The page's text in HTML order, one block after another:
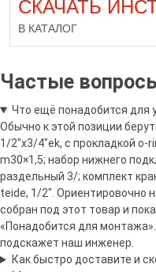
СКАЧАТЬ
В КАТАЛОГ
Частые
Что ещё понадобится для
Обычно к этой позиции
1/2"х3/4"ek, с прокладкой o-
m30×1,5; набор нижнего
раздельный 3/; комплект
teide, 1/2″. Ориентировочно
собран под этот товар и
«Понадобится для
подскажет наш инженер.
Как быстро доставите и